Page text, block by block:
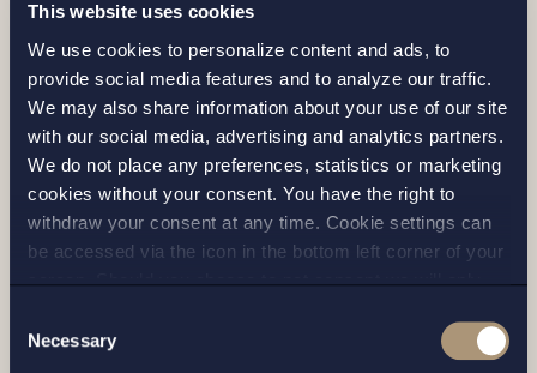
This website uses cookies
We use cookies to personalize content and ads, to
provide social media features and to analyze our traffic.
We may also share information about your use of our site
with our social media, advertising and analytics partners.
We do not place any preferences, statistics or marketing
cookies without your consent. You have the right to
withdraw your consent at any time. Cookie settings can
be accessed via the icon in the bottom left corner of your
screen. Should you choose to not consent we will only
andprivacy policy
for more details on cookies and our
Selection
Necessary
Relaterade nyheter